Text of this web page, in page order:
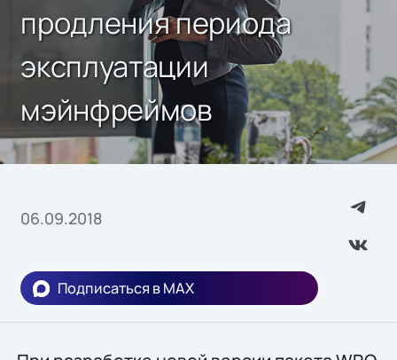
продления периода
эксплуатации
мэйнфреймов
06.09.2018
Подписаться в MAX